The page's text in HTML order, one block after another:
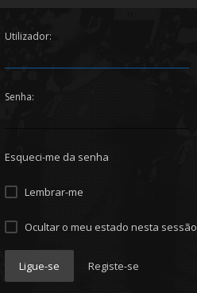
Utilizador:
Senha:
Esqueci-me da senha
Lembrar-me
Ocultar o meu estado nesta sessão
Ligue-se Registe-se